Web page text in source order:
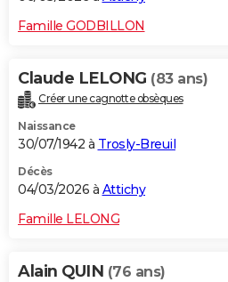
Famille GODBILLON
Claude LELONG (83 ans)
Créer une cagnotte obsèques
Naissance
30/07/1942 à Trosly-Breuil
Décès
04/03/2026 à Attichy
Famille LELONG
Alain QUIN (76 ans)